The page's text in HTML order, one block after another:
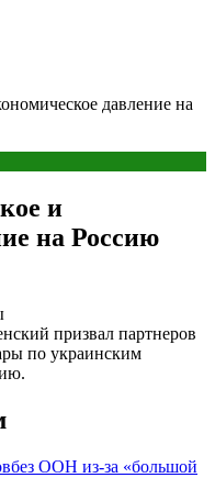
давление на
и
на Россию
призвал партнеров
по украинским
ООН из-за «большой